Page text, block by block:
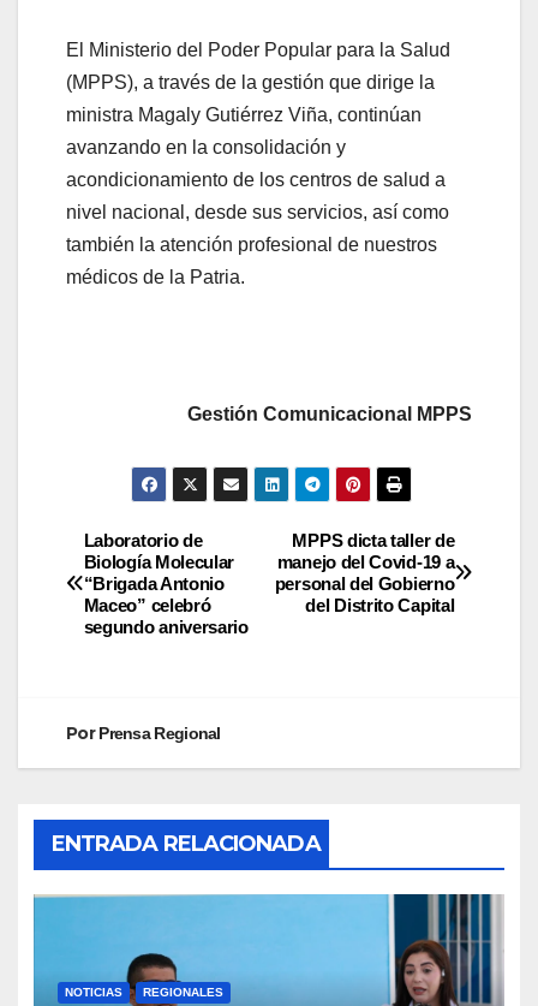
El Ministerio del Poder Popular para la Salud
(MPPS), a través de la gestión que dirige la
ministra Magaly Gutiérrez Viña, continúan
avanzando en la consolidación y
acondicionamiento de los centros de salud a
nivel nacional, desde sus servicios, así como
también la atención profesional de nuestros
médicos de la Patria.
Gestión Comunicacional MPPS
MPPS dicta taller de
manejo del Covid-19 a
personal del Gobierno
del Distrito Capital
Laboratorio de
Biología Molecular
“Brigada Antonio
Maceo” celebró
segundo aniversario
PorPrensa Regional
ENTRADA RELACIONADA
NOTICIAS REGIONALES